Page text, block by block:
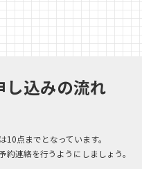
し込みの流れ
点までとなっています。
連絡を行うようにしましょう。